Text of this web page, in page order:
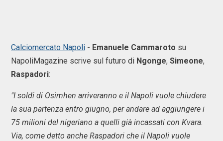
Calciomercato Napoli - Emanuele Cammaroto su
NapoliMagazine scrive sul futuro di Ngonge, Simeone,
Raspadori:
"I soldi di Osimhen arriveranno e il Napoli vuole chiudere
la sua partenza entro giugno, per andare ad aggiungere i
75 milioni del nigeriano a quelli già incassati con Kvara.
Via, come detto anche Raspadori che il Napoli vuole